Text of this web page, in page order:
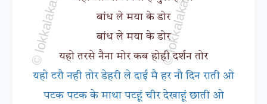
बांध ले मया के डोर
बांध ले मया के डोर
यहो तरसे नैना मोर कब होही दर्शन तोर
यहो टरौ नही तोर डेहरी ले दाई मै हर नौ दिन राती ओ
पटक पटक के माथा पटहूं चीर देखाहूं छाती ओ